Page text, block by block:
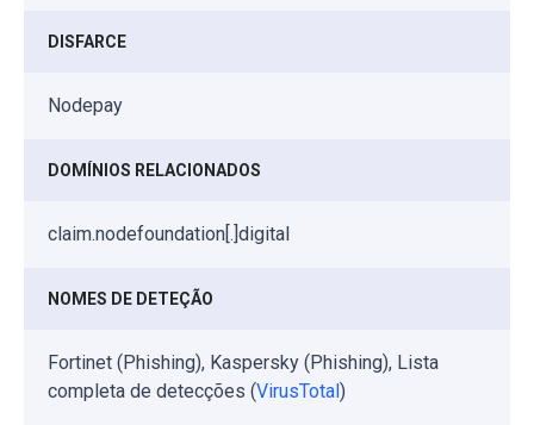
DISFARCE
Nodepay
DOMÍNIOS RELACIONADOS
claim.nodefoundation[.]digital
NOMES DE DETEÇÃO
Fortinet (Phishing), Kaspersky (Phishing), Lista
completa de detecções (VirusTotal)